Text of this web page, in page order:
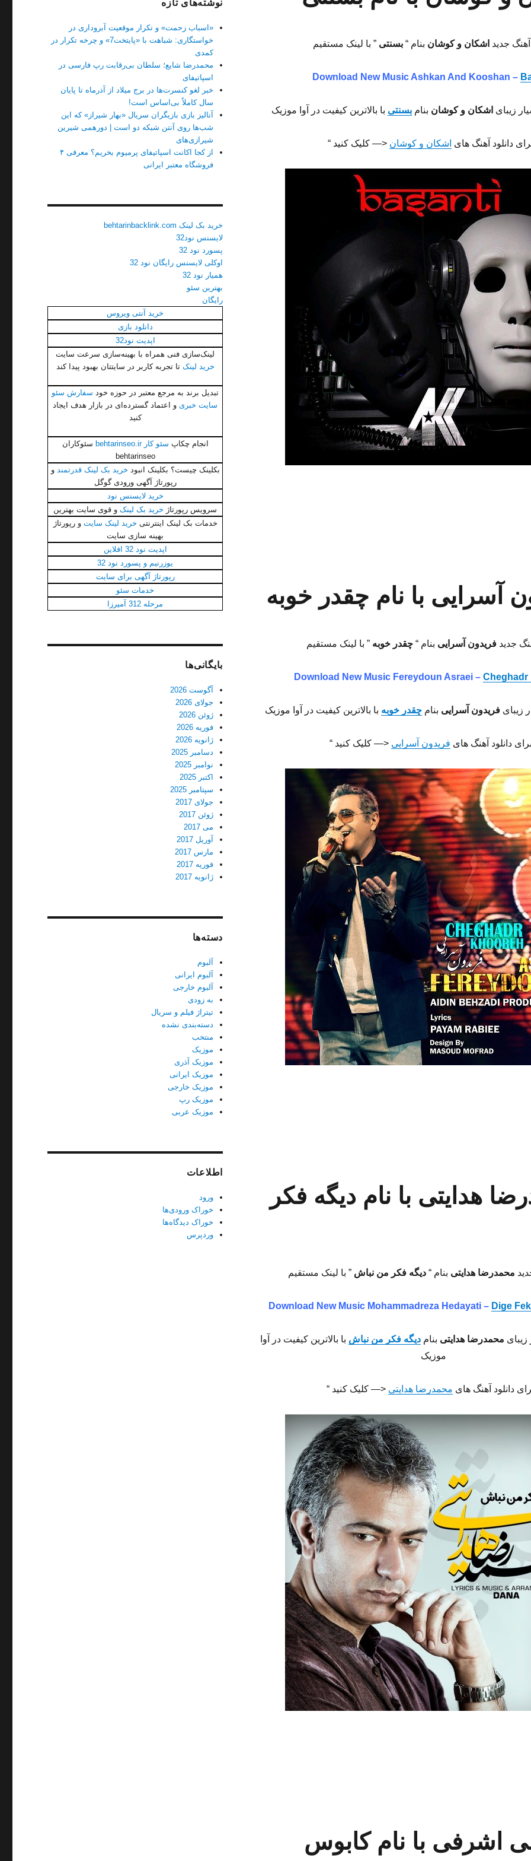
آهنگ جدید اشکان و کوشان بنام “بسنتی ” با لینک مستقیم
Download New Music Ashkan And Kooshan –
زیبای اشکان و کوشان بنام بسنتی با بالاترین کیفیت در آوا موزیک
دانلود آهنگ های اشکان و کوشان <— کلیک کنید “
آهنگ جدید اشکان و کوشان با نام بسنتی”
آسرایی با نام چقدر خوبه
جدید فریدون آسرایی بنام “ چقدر خوبه” با لینک مستقیم
Download New Music Fereydoun Asraei –Cheghadr
زیبایفریدون آسرایی بنامچقدر خوبه با بالاترین کیفیت در آوا موزیک
دانلود آهنگ های فریدون آسرایی <— کلیک کنید “
آهنگ جدید فریدون آسرایی با نام چقدر خوبه”
هدایتی با نام دیگه فکر
محمدرضا هدایتی بنام “ دیگه فکر من نباش” با لینک مستقیم
Download New Music Mohammadreza Hedayati – Dige
محمدرضا هدایتی بنام دیگه فکر من نباش با بالاترین کیفیت در آوا
موزیک
دانلود آهنگ های محمدرضا هدایتی <— کلیک کنید “
آهنگ جدید محمدرضا هدایتی با نام دیگه فکر من نباش”
اشرفی با نام کابوس
نوشته‌های تازه
«اسباب زحمت» و تکرار موقعیت آبروداری در
خواستگاری: شباهت با «پایتخت7» و چرخه تکرار در
کمدی
محمدرضا شایع؛ سلطان بی‌رقابت رپ فارسی در
اسپاتیفای
خبر لغو کنسرت‌ها در برج میلاد از آذرماه تا پایان
سال کاملاً بی‌اساس است!
آنالیز بازی بازیگران سریال «بهار شیراز» که این
شب‌ها روی آنتن شبکه دو است | دورهمی شیرین
شیرازی‌های
از کجا اکانت اسپاتیفای پرمیوم بخریم؟ معرفی ۴
فروشگاه معتبر ایرانی
خرید بک لینک behtarinbacklink.com
لایسنس نود32
پسورد نود 32
اوکلی لایسنس رایگان نود 32
همیار نود 32
بهترین سئو
رایگان
خرید آنتی ویروس
دانلود بازی
اپدیت نود32
لینک‌سازی فنی همراه با بهینه‌سازی سرعت سایت
خرید لینک تا تجربه کاربر در سایتتان بهبود پیدا کند
تبدیل برند به مرجع معتبر در حوزه خود سفارش سئو
سایت خبریو اعتماد گسترده‌ای در بازار هدف ایجاد
کنید
انجام چکاپ سئو کار behtarinseo.ir
سئوکاران
behtarinseo
بکلینک چیست؟ بکلینک انبود خرید بک لینک قدرتمند و
رپورتاژ آگهی ورودی گوگل
خرید لایسنس نود
سرویس رپورتاژ خرید بک لینکو قوی سایت بهترین
خدمات بک لینک اینترنتی خرید لینک سایت و رپورتاژ
بهینه سازی سایت
اپدیت نود 32 افلاین
یوزرنیم و پسورد نود 32
رپورتاژ آگهی برای سایت
خدمات سئو
مرحله 312 آمیرزا
بایگانی‌ها
آگوست 2026
جولای 2026
ژوئن 2026
فوریه 2026
ژانویه 2026
دسامبر 2025
نوامبر 2025
اکتبر 2025
سپتامبر 2025
جولای 2017
ژوئن 2017
می 2017
آوریل 2017
مارس 2017
فوریه 2017
ژانویه 2017
دسته‌ها
آلبوم
آلبوم ایرانی
آلبوم خارجی
به زودی
تیتراژ فیلم و سریال
دسته‌بندی نشده
منتخب
موزیک
موزیک آذری
موزیک ایرانی
موزیک خارجی
موزیک رپ
موزیک عربی
اطلاعات
ورود
خوراک ورودی‌ها
خوراک دیدگاه‌ها
وردپرس